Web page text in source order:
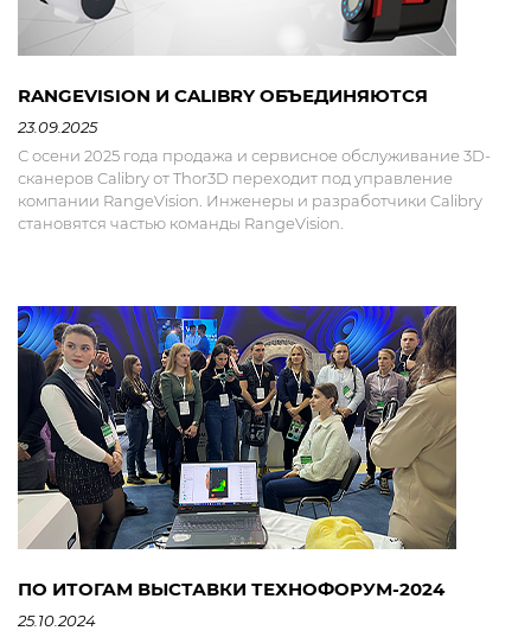
RANGEVISION И CALIBRY ОБЪЕДИНЯЮТСЯ
23.09.2025
С осени 2025 года продажа и сервисное обслуживание 3D-
сканеров Calibry от Thor3D переходит под управление
компании RangeVision. Инженеры и разработчики Calibry
становятся частью команды RangeVision.
ПО ИТОГАМ ВЫСТАВКИ ТЕХНОФОРУМ-2024
25.10.2024